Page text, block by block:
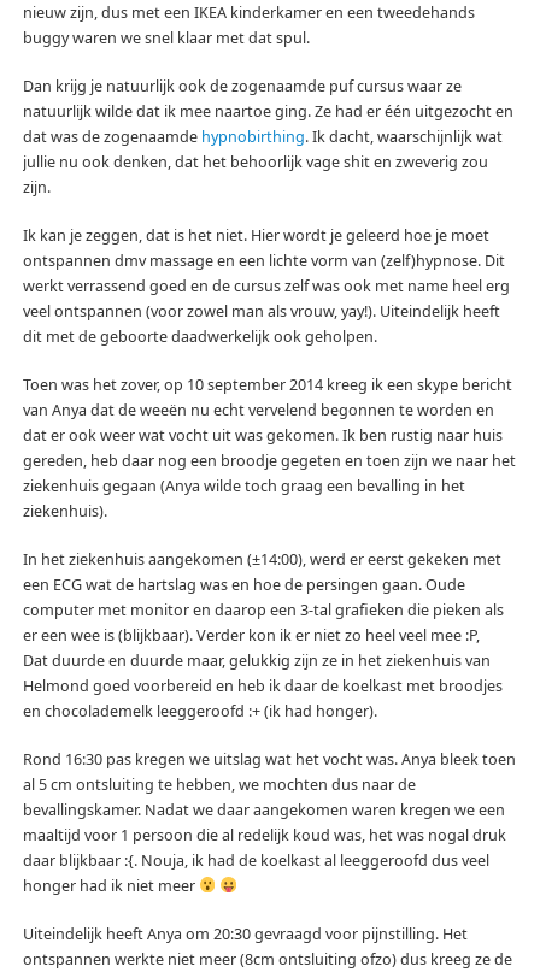
nieuw zijn, dus met een IKEA kinderkamer en een tweedehands
buggy waren we snel klaar met dat spul.
Dan krijg je natuurlijk ook de zogenaamde puf cursus waar ze
natuurlijk wilde dat ik mee naartoe ging. Ze had er één uitgezocht en
dat was de zogenaamde hypnobirthing. Ik dacht, waarschijnlijk wat
jullie nu ook denken, dat het behoorlijk vage shit en zweverig zou
zijn.
Ik kan je zeggen, dat is het niet. Hier wordt je geleerd hoe je moet
ontspannen dmv massage en een lichte vorm van (zelf)hypnose. Dit
werkt verrassend goed en de cursus zelf was ook met name heel erg
veel ontspannen (voor zowel man als vrouw, yay!). Uiteindelijk heeft
dit met de geboorte daadwerkelijk ook geholpen.
Toen was het zover, op 10 september 2014 kreeg ik een skype bericht
van Anya dat de weeën nu echt vervelend begonnen te worden en
dat er ook weer wat vocht uit was gekomen. Ik ben rustig naar huis
gereden, heb daar nog een broodje gegeten en toen zijn we naar het
ziekenhuis gegaan (Anya wilde toch graag een bevalling in het
ziekenhuis).
In het ziekenhuis aangekomen (±14:00), werd er eerst gekeken met
een ECG wat de hartslag was en hoe de persingen gaan. Oude
computer met monitor en daarop een 3-tal grafieken die pieken als
er een wee is (blijkbaar). Verder kon ik er niet zo heel veel mee :P,
Dat duurde en duurde maar, gelukkig zijn ze in het ziekenhuis van
Helmond goed voorbereid en heb ik daar de koelkast met broodjes
en chocolademelk leeggeroofd :+ (ik had honger).
Rond 16:30 pas kregen we uitslag wat het vocht was. Anya bleek toen
al 5 cm ontsluiting te hebben, we mochten dus naar de
bevallingskamer. Nadat we daar aangekomen waren kregen we een
maaltijd voor 1 persoon die al redelijk koud was, het was nogal druk
daar blijkbaar :{. Nouja, ik had de koelkast al leeggeroofd dus veel
honger had ik niet meer
Uiteindelijk heeft Anya om 20:30 gevraagd voor pijnstilling. Het
ontspannen werkte niet meer (8cm ontsluiting ofzo) dus kreeg ze de